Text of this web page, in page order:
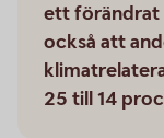
ett förändrat
också att
25 till 14